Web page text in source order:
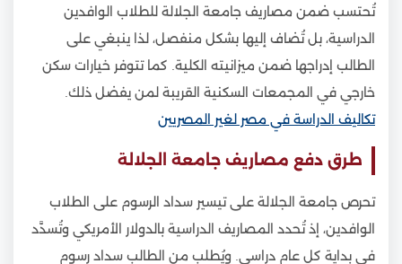
تُحتسب ضمن مصاريف جامعة الجلالة للطلاب الوافدين
الدراسية، بل تُضاف إليها بشكل منفصل، لذا ينبغي على
الطالب إدراجها ضمن ميزانيته الكلية. كما تتوفر خيارات سكن
خارجي في المجمعات السكنية القريبة لمن يفضل ذلك.
تكاليف الدراسة في مصر لغير المصريين
طرق دفع مصاريف جامعة الجلالة
تحرص جامعة الجلالة على تيسير سداد الرسوم على الطلاب
الوافدين، إذ تُحدد المصاريف الدراسية بالدولار الأمريكي وتُسدَّد
في بداية كل عام دراسي. ويُطلب من الطالب سداد رسوم